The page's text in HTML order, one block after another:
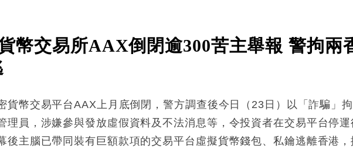
幣交易所AAX倒閉逾300苦主舉報 警拘兩
貨幣交易平台AAX上月底倒閉，警方調查後今日（23日）以「詐騙」
理員，涉嫌參與發放虛假資料及不法消息等，令投資者在交易平台停
後主腦已帶同裝有巨額款項的交易平台虛擬貨幣錢包、私鑰逃離香港